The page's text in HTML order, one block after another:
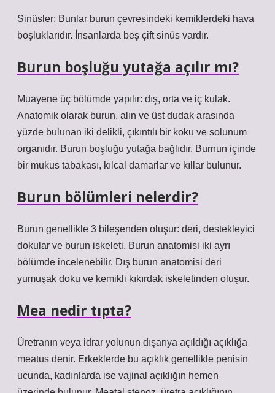
Sinüsler; Bunlar burun çevresindeki kemiklerdeki hava
boşluklarıdır. İnsanlarda beş çift sinüs vardır.
Burun boşluğu yutağa açılır mı?
Muayene üç bölümde yapılır: dış, orta ve iç kulak.
Anatomik olarak burun, alın ve üst dudak arasında
yüzde bulunan iki delikli, çıkıntılı bir koku ve solunum
organıdır. Burun boşluğu yutağa bağlıdır. Burnun içinde
bir mukus tabakası, kılcal damarlar ve kıllar bulunur.
Burun bölümleri nelerdir?
Burun genellikle 3 bileşenden oluşur: deri, destekleyici
dokular ve burun iskeleti. Burun anatomisi iki ayrı
bölümde incelenebilir. Dış burun anatomisi deri
yumuşak doku ve kemikli kıkırdak iskeletinden oluşur.
Mea nedir tıpta?
Üretranın veya idrar yolunun dışarıya açıldığı açıklığa
meatus denir. Erkeklerde bu açıklık genellikle penisin
ucunda, kadınlarda ise vajinal açıklığın hemen